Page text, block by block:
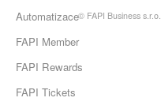
Automatizace
FAPI Member
FAPI Rewards
FAPI Tickets
© FAPI Business s.r.o.